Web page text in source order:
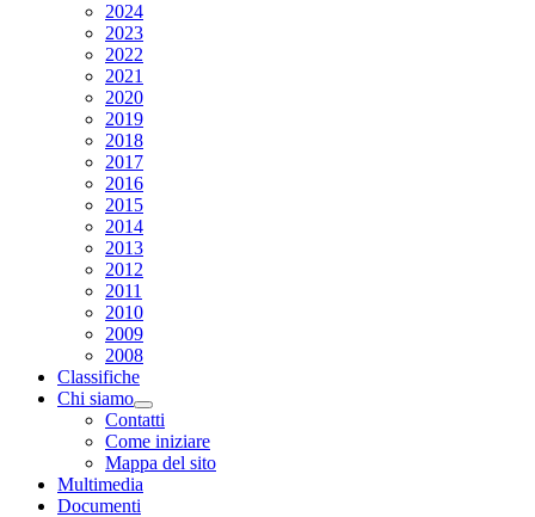
2024
2023
2022
2021
2020
2019
2018
2017
2016
2015
2014
2013
2012
2011
2010
2009
2008
Classifiche
Chi siamo
Contatti
Come iniziare
Mappa del sito
Multimedia
Documenti